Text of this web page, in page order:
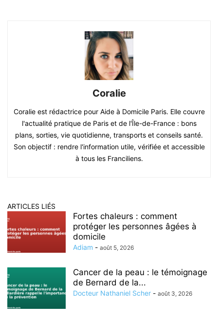
Coralie
Coralie est rédactrice pour Aide à Domicile Paris. Elle couvre
l'actualité pratique de Paris et de l'Île-de-France : bons
plans, sorties, vie quotidienne, transports et conseils santé.
Son objectif : rendre l'information utile, vérifiée et accessible
à tous les Franciliens.
ARTICLES LIÉS
Fortes chaleurs : comment
protéger les personnes âgées à
domicile
Adiam - août 5, 2026
Cancer de la peau : le témoignage
de Bernard de la...
Docteur Nathaniel Scher - août 3, 2026